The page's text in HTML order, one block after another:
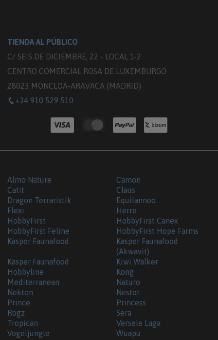
TIENDA AL PÚBLICO
C/ SEIS DE DICIEMBRE, 22 - LOCAL 1-2
CENTRO COMERCIAL ROSA DE LUXEMBURGO
28023 MONCLOA-ARAVACA (MADRID)
+34 910 529 510
Almo Nature
Camon
Catit
Claus
Dragon Terraristik
Equilannoo
Flexi
Herre
HobbyFirst
HobbyFirst Canex
HobbyFirst Feline
HobbyFirst Hope Farms
Kasper Faunafood
Kasper Faunafood
(Akwavit)
Kasper Faunafood
Hobbyline
Kiwi Walker
Kong
Mediterranean
Naturo
Nekton
Nestor
Prince
Princess
Rogz
Sera
Tropican
Versele Laga
Vogeljungle
Wuapu